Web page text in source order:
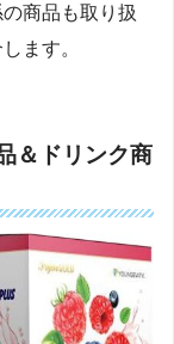
商品も取り扱
ます。
＆ドリンク商